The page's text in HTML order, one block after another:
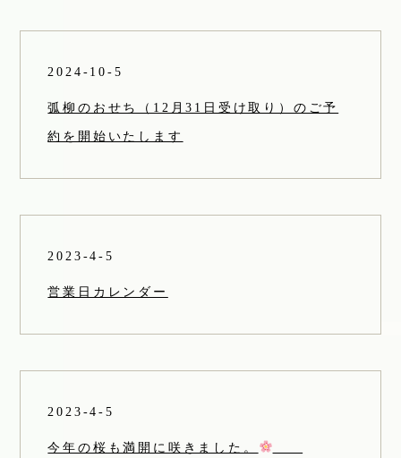
2024-10-5
弧柳のおせち（12月31日受け取り）のご予
約を開始いたします
2023-4-5
営業日カレンダー
2023-4-5
今年の桜も満開に咲きました。